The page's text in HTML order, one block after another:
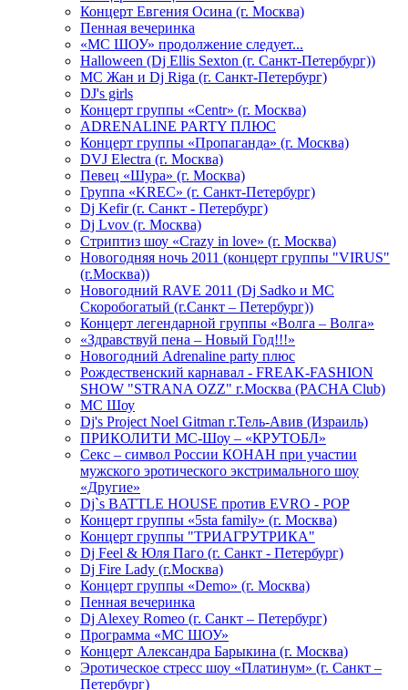
Концерт Евгения Осина (г. Москва)
Пенная вечеринка
«МС ШОУ» продолжение следует...
Halloween (Dj Ellis Sexton (г. Санкт-Петербург))
МС Жан и Dj Riga (г. Санкт-Петербург)
DJ's girls
Концерт группы «Centr» (г. Москва)
ADRENALINE PARTY ПЛЮС
Концерт группы «Пропаганда» (г. Москва)
DVJ Electra (г. Москва)
Певец «Шура» (г. Москва)
Группа «KREC» (г. Санкт-Петербург)
Dj Kefir (г. Санкт - Петербург)
Dj Lvov (г. Москва)
Стриптиз шоу «Crazy in love» (г. Москва)
Новогодняя ночь 2011 (концерт группы "VIRUS"
(г.Москва))
Новогодний RAVE 2011 (Dj Sadko и MC
Скоробогатый (г.Санкт – Петербург))
Концерт легендарной группы «Волга – Волга»
«Здравствуй пена – Новый Год!!!»
Новогодний Adrenaline party плюс
Рождественский карнавал - FREAK-FASHION
SHOW "STRANA OZZ" г.Москва (PACHA Club)
MC Шоу
Dj's Project Noel Gitman г.Тель-Авив (Израиль)
ПРИКОЛИТИ МС-Шоу – «КРУТОБЛ»
Секс – символ России КОНАН при участии
мужского эротического экстримального шоу
«Другие»
Dj`s BATTLE HOUSE против EVRO - POP
Концерт группы «5sta family» (г. Москва)
Концерт группы "ТРИАГРУТРИКА"
Dj Feel & Юля Паго (г. Санкт - Петербург)
Dj Fire Lady (г.Москва)
Концерт группы «Demo» (г. Москва)
Пенная вечеринка
Dj Alexey Romeo (г. Санкт – Петербург)
Программа «МС ШОУ»
Концерт Александра Барыкина (г. Москва)
Эротическое стресс шоу «Платинум» (г. Санкт –
Петербург)